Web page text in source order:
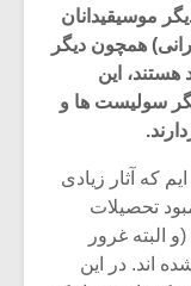
موسیقیدانان
همچون دیگر
هستند، این
سولیست ها و
که آثار زیادی
تحصیلات
البته غرور
اند. در این